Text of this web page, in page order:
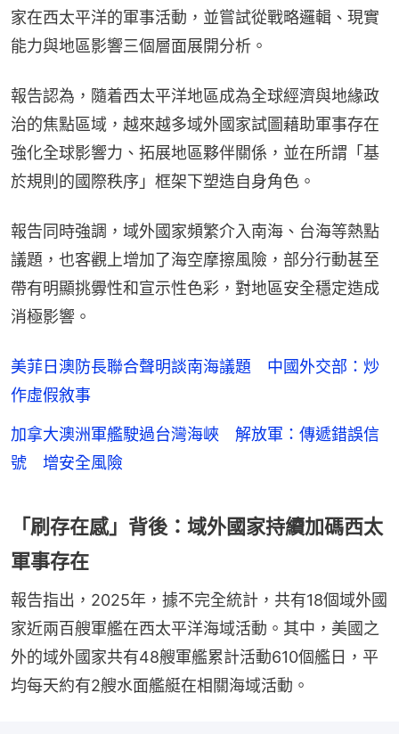
家在西太平洋的軍事活動，並嘗試從戰略邏輯、現實
能力與地區影響三個層面展開分析。
報告認為，隨着西太平洋地區成為全球經濟與地緣政
治的焦點區域，越來越多域外國家試圖藉助軍事存在
強化全球影響力、拓展地區夥伴關係，並在所謂「基
於規則的國際秩序」框架下塑造自身角色。
報告同時強調，域外國家頻繁介入南海、台海等熱點
議題，也客觀上增加了海空摩擦風險，部分行動甚至
帶有明顯挑釁性和宣示性色彩，對地區安全穩定造成
消極影響。
美菲日澳防長聯合聲明談南海議題 中國外交部：炒
作虛假敘事
加拿大澳洲軍艦駛過台灣海峽 解放軍：傳遞錯誤信
號 增安全風險
「刷存在感」背後：域外國家持續加碼西太
軍事存在
報告指出，2025年，據不完全統計，共有18個域外國
家近兩百艘軍艦在西太平洋海域活動。其中，美國之
外的域外國家共有48艘軍艦累計活動610個艦日，平
均每天約有2艘水面艦艇在相關海域活動。